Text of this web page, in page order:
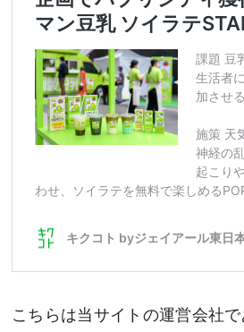
こちらは当サイトの運営会社